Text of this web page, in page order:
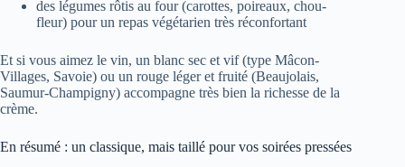
des légumes rôtis au four (carottes, poireaux, chou-
fleur) pour un repas végétarien très réconfortant
Et si vous aimez le vin, un blanc sec et vif (type Mâcon-
Villages, Savoie) ou un rouge léger et fruité (Beaujolais,
Saumur-Champigny) accompagne très bien la richesse de la
crème.
En résumé : un classique, mais taillé pour vos soirées pressées